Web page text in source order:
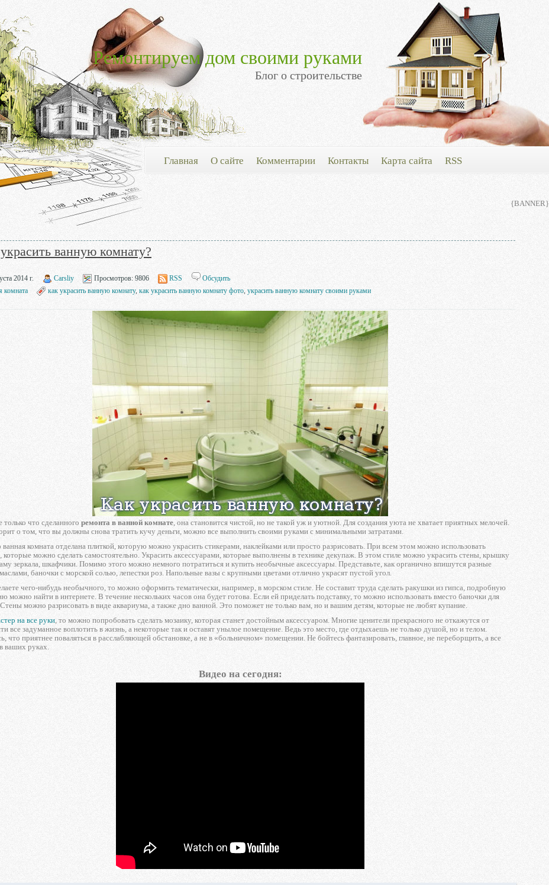
Ремонтируем дом своими руками
Блог о строительстве
Главная О сайте Комментарии Контакты Карта сайта RSS
{BANNER}
ванную комнату?
2014 г. Carsliy Просмотров: 9806 RSS
Обсудить
комната
как украсить ванную комнату, как украсить ванную комнату фото, украсить ванную комнату своими руками
только что сделанного ремонта в ванной комнате, она становится чистой, но не такой уж и уютной. Для создания уюта не хватает приятных мелочей.
о том, что вы должны снова тратить кучу деньги, можно все выполнить своими руками с минимальными затратами.
ванная комната отделана плиткой, которую можно украсить стикерами, наклейками или просто разрисовать. При всем этом можно использовать
которые можно сделать самостоятельно. Украсить аксессуарами, которые выполнены в технике декупаж. В этом стиле можно украсить стены, крышку
зеркала, шкафчики. Помимо этого можно немного потратиться и купить необычные аксессуары. Представьте, как органично впишутся разные
баночки с морской солью, лепестки роз. Напольные вазы с крупными цветами отлично украсят пустой угол.
чего-нибудь необычного, то можно оформить тематически, например, в морском стиле. Не составит труда сделать ракушки из гипса, подробную
можно найти в интернете. В течение нескольких часов она будет готова. Если ей приделать подставку, то можно использовать вместо баночки для
Стены можно разрисовать в виде аквариума, а также дно ванной. Это поможет не только вам, но и вашим детям, которые не любят купание.
на все руки, то можно попробовать сделать мозаику, которая станет достойным аксессуаром. Многие ценители прекрасного не откажутся от
все задуманное воплотить в жизнь, а некоторые так и оставят унылое помещение. Ведь это место, где отдыхаешь не только душой, но и телом.
что приятнее поваляться в расслабляющей обстановке, а не в «больничном» помещении. Не бойтесь фантазировать, главное, не переборщить, а все
ваших руках.
Видео на сегодня: